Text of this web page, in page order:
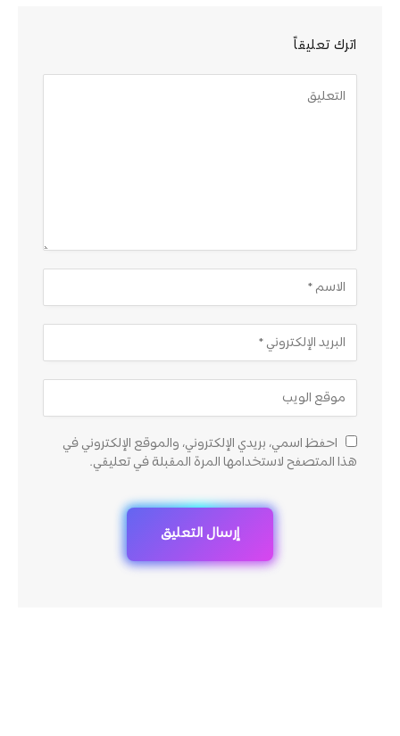
اترك تعليقاً
احفظ اسمي، بريدي الإلكتروني، والموقع الإلكتروني في
هذا المتصفح لاستخدامها المرة المقبلة في تعليقي.